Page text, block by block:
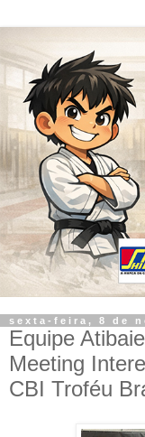
sexta-feira, 8 de
Equipe
Meeting
CBI Troféu